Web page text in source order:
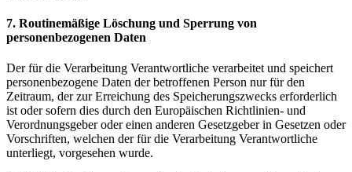
7. Routinemäßige Löschung und Sperrung von
personenbezogenen Daten
Der für die Verarbeitung Verantwortliche verarbeitet und speichert
personenbezogene Daten der betroffenen Person nur für den
Zeitraum, der zur Erreichung des Speicherungszwecks erforderlich
ist oder sofern dies durch den Europäischen Richtlinien- und
Verordnungsgeber oder einen anderen Gesetzgeber in Gesetzen oder
Vorschriften, welchen der für die Verarbeitung Verantwortliche
unterliegt, vorgesehen wurde.